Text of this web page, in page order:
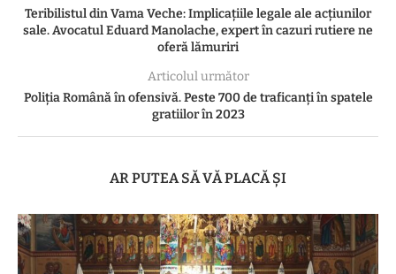
Teribilistul din Vama Veche: Implicațiile legale ale acțiunilor
sale. Avocatul Eduard Manolache, expert în cazuri rutiere ne
oferă lămuriri
Articolul următor
Poliția Română în ofensivă. Peste 700 de traficanți în spatele
gratiilor în 2023
AR PUTEA SĂ VĂ PLACĂ ȘI